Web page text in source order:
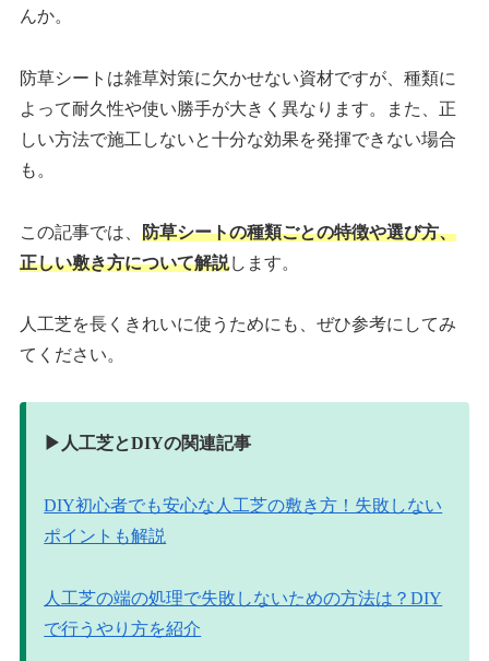
んか。
防草シートは雑草対策に欠かせない資材ですが、種類に
よって耐久性や使い勝手が大きく異なります。また、正
しい方法で施工しないと十分な効果を発揮できない場合
も。
この記事では、防草シートの種類ごとの特徴や選び方、
正しい敷き方について解説します。
人工芝を長くきれいに使うためにも、ぜひ参考にしてみ
てください。
▶︎人工芝とDIYの関連記事
DIY初心者でも安心な人工芝の敷き方！失敗しない
ポイントも解説
人工芝の端の処理で失敗しないための方法は？DIY
で行うやり方を紹介